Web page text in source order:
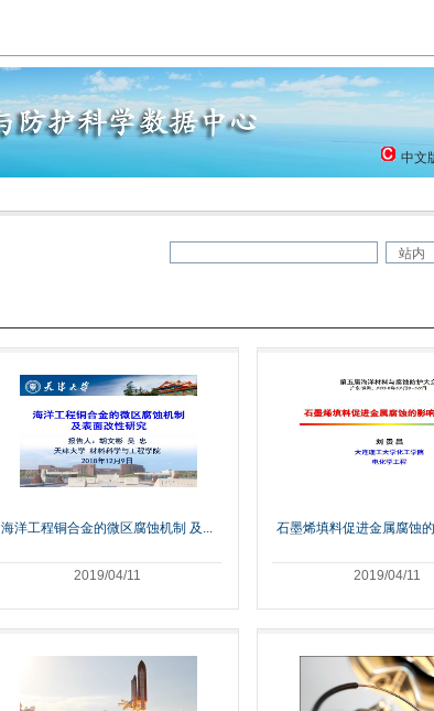
中文
站内
海洋工程铜合金的微区腐蚀机制 及...
2019/04/11
石墨烯填料促进金属腐蚀
2019/04/11